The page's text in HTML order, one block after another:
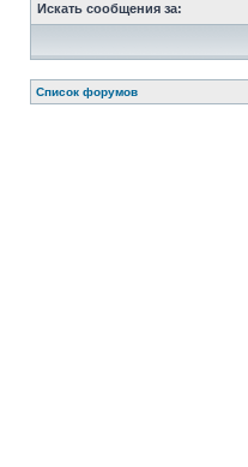
Искать сообщения за:
Список форумов